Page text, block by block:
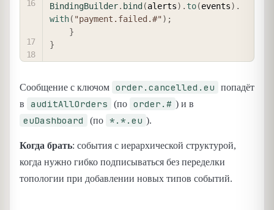
BindingBuilder. bind (alerts) . to(events) .
with( "payment.failed.#") ;
}
}
Сообщение с ключом order.cancelled.eu
попадёт
в
auditAllOrders (по order.# ) и в
euDashboard (по *.*.eu ).
Когда брать: события с иерархической структурой,
когда нужно гибко подписываться без переделки
топологии при добавлении новых типов событий.